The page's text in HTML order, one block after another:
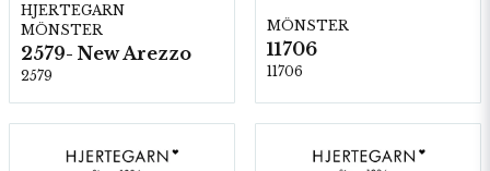
HJERTEGARN
MÖNSTER
2579- New Arezzo
2579
MÖNSTER
11706
11706